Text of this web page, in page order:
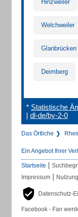
Hinzweiler
Welchweiler
Glanbrücken
Deimberg
* Statistische
| dl-de/by-2-0
Das Örtliche
Ein Angebot Ihrer
Startseite |
Impressum |
Datenschutz-
Facebook - Fan